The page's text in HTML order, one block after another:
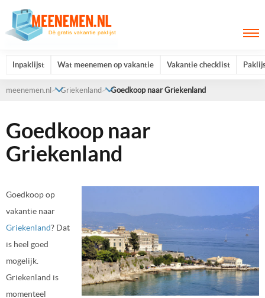
Inpaklijst Wat meenemen op vakantie Vakantie checklist
meenemen.nl Griekenland Goedkoop naar Griekenland
Goedkoop naar
Griekenland
Goedkoop op
vakantie naar
Griekenland? Dat
is heel goed
mogelijk.
Griekenland is
momenteel